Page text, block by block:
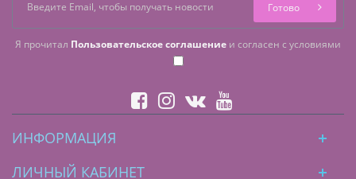
Я прочитал Пользовательское соглашение и согласен с условиями
Готово
ИНФОРМАЦИЯ
ЛИЧНЫЙ КАБИНЕТ